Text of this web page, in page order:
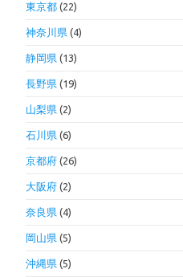
東京都 (22)
神奈川県 (4)
静岡県 (13)
長野県 (19)
山梨県 (2)
石川県 (6)
京都府 (26)
大阪府 (2)
奈良県 (4)
岡山県 (5)
沖縄県 (5)